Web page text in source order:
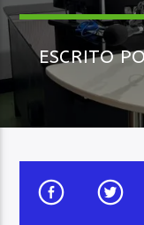
ESCRITO